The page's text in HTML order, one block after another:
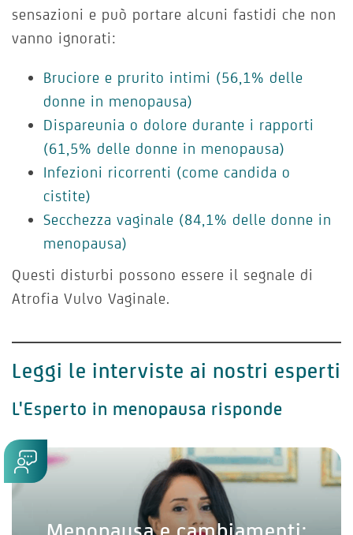
sensazioni e può portare alcuni fastidi che non
vanno ignorati:
Bruciore e prurito intimi (56,1% delle
donne in menopausa)
Dispareunia o dolore durante i rapporti
(61,5% delle donne in menopausa)
Infezioni ricorrenti (come candida o
cistite)
Secchezza vaginale (84,1% delle donne in
menopausa)
Questi disturbi possono essere il segnale di
Atrofia Vulvo Vaginale.
Leggi le interviste ai nostri esperti
L'Esperto in menopausa risponde